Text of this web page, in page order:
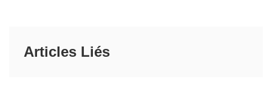
Articles Liés